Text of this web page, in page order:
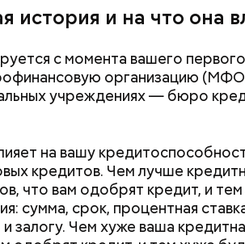
история и на что она
с момента вашего первого
организацию
учреждениях — бюро
на вашу
кредитов. Чем лучше
что вам одобрят кредит, и
сумма, срок, процентная
залогу. Чем хуже ваша
то нужно оценить
погашения ипотеки и
Необходимо рассчитать в
чтобы понять, насколько вам
вашего бюджета,
целей семьи, — объяснила
принципу». И это большая
практически не остается.